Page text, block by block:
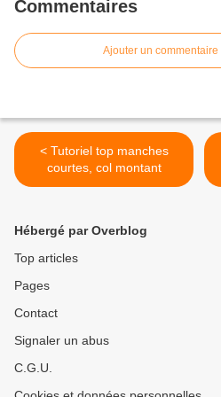
Commentaires
Ajouter un commentaire
< Tutoriel top manches
courtes, col montant
Hébergé par Overblog
Top articles
Pages
Contact
Signaler un abus
C.G.U.